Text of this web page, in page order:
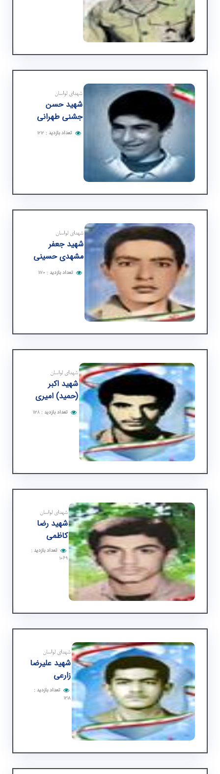
شهدای لواسان
شهید حسن
جشنی طهرانی
تعداد بازدید : ۱۲۱۲
شهدای لواسان
شهید جعفر
مشهدی حسینی
تعداد بازدید : ۱۱۷۰
شهدای لواسان
شهید اكبر
(حمید) امیری
تعداد بازدید :۱۱۲۸
شهدای لواسان
شهید رضا
كاظمی
تعداد بازدید :
۱۰۶۹
شهدای لواسان
شهید علیرضا
زارعی
تعداد بازدید :
۱۲۱۸